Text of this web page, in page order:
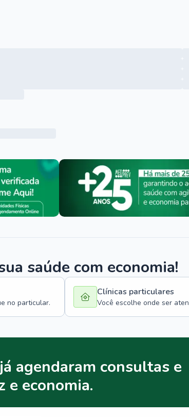
saúde com economia!
no particular.
Clínicas particulares
Você escolhe onde ser
já agendaram consultas e
e economia.